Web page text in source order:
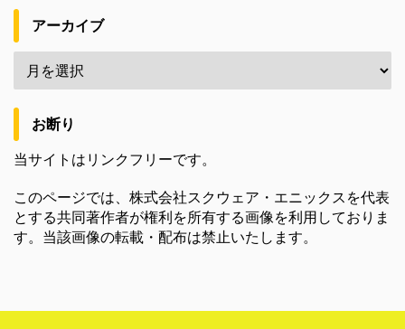
アーカイブ
お断り
当サイトはリンクフリーです。
このページでは、株式会社スクウェア・エニックスを代表
とする共同著作者が権利を所有する画像を利用しておりま
す。当該画像の転載・配布は禁止いたします。